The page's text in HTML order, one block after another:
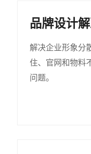
品牌设计
解决企业形象分
住、官网和物料
问题。